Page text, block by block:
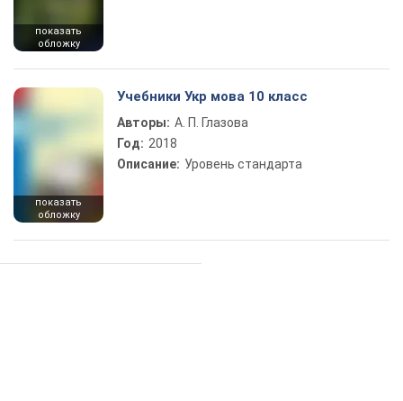
показать
обложку
показать
обложку
Учебники Укр мова 10 класс
Авторы: А. П. Глазова
Год: 2018
Описание: Уровень стандарта